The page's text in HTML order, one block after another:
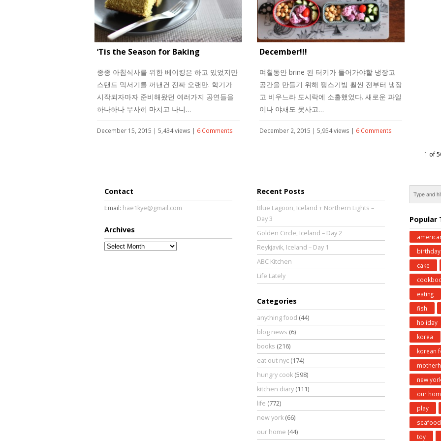
‘Tis the Season for Baking
종종 아침식사를 위한 베이킹은 하고 있었지만
스탠드 믹서기를 꺼낸건 진짜 오랜만. 학기가
시작되자마자 준비해왔던 여러가지 공연들을
하나하나 무사히 마치고 나니…
December 15, 2015 | 5,434 views | 6 Comments
December!!!
며칠동안 brine 된 터키가 들어가야할 냉장고
공간을 만들기 위해 땡스기빙 훨씬 전부터 냉장
고 비우느라 도시락에 소홀했었다. 새로운 과일
이나 야채도 못사고…
December 2, 2015 | 5,954 views | 6 Comments
1 of
Contact
Email: hae1kye@gmail.com
Archives
Archives
Recent Posts
Blue Lagoon, Iceland + Northern Lights –
Day 3
Golden Circle, Iceland – Day 2
Reykjavik, Iceland – Day 1
ABC Kitchen
Life Lately
Categories
anything food (44)
blog news (6)
books (216)
eat out nyc (174)
hungry cook (598)
kitchen diary (111)
life (772)
new york (66)
our home (44)
Popular
birthday
cake
eating
fish
holiday
korea
korean
new
our
play
seafood
toy